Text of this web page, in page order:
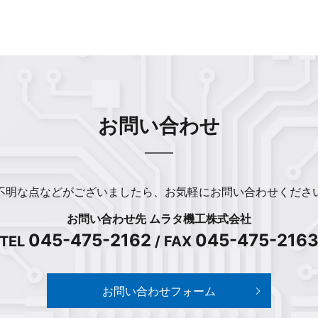
お問い合わせ
明な点などがございましたら、 お気軽にお問い合わせくださ
お問い合わせ先 ムラタ機工株式会社
TEL 045-475-2162 / FAX 045-475-2163
お問い合わせフォーム